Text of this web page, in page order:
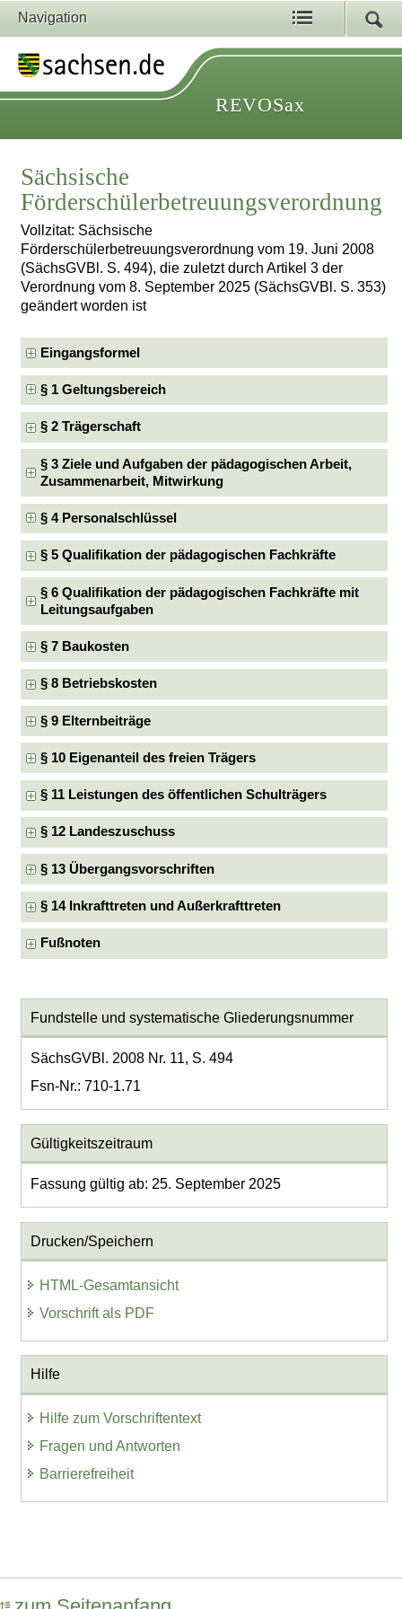
Navigation
REVOSax
Sächsische
Förderschülerbetreuungsverordnung
Vollzitat: Sächsische
Förderschülerbetreuungsverordnung vom 19. Juni 2008
(SächsGVBl. S. 494), die zuletzt durch Artikel 3 der
Verordnung vom 8. September 2025 (SächsGVBl. S. 353)
geändert worden ist
Eingangsformel
§ 1 Geltungsbereich
§ 2 Trägerschaft
§ 3 Ziele und Aufgaben der pädagogischen Arbeit,
Zusammenarbeit, Mitwirkung
§ 4 Personalschlüssel
§ 5 Qualifikation der pädagogischen Fachkräfte
§ 6 Qualifikation der pädagogischen Fachkräfte mit
Leitungsaufgaben
§ 7 Baukosten
§ 8 Betriebskosten
§ 9 Elternbeiträge
§ 10 Eigenanteil des freien Trägers
§ 11 Leistungen des öffentlichen Schulträgers
§ 12 Landeszuschuss
§ 13 Übergangsvorschriften
§ 14 Inkrafttreten und Außerkrafttreten
Fußnoten
Fundstelle und systematische Gliederungsnummer
SächsGVBl. 2008 Nr. 11, S. 494
Fsn-Nr.: 710-1.71
Gültigkeitszeitraum
Fassung gültig ab: 25. September 2025
Drucken/Speichern
HTML-Gesamtansicht
Vorschrift als PDF
Hilfe
Hilfe zum Vorschriftentext
Fragen und Antworten
Barrierefreiheit